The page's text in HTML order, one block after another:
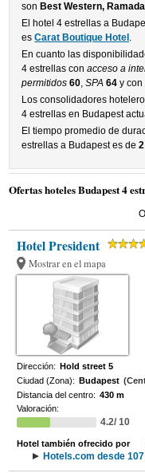
son Best Western,
El hotel 4 estrellas a
esCarat Boutique Hotel .
En cuanto las
4 estrellas conacceso a
permitidos 60,SPA 64 y con
Los consolidadores
4 estrellas en Budapest
El tiempo promedio de
estrellas a Budapest es de
Ofertas hoteles Budapest 4
Hotel President
Mostrar en el mapa
Dirección: Hold street 5
Ciudad (Zona): Budapest
Distancia del centro: 430 m
Valoración:
4.2/ 10
Hotel también ofrecido por
Hotels.com desde